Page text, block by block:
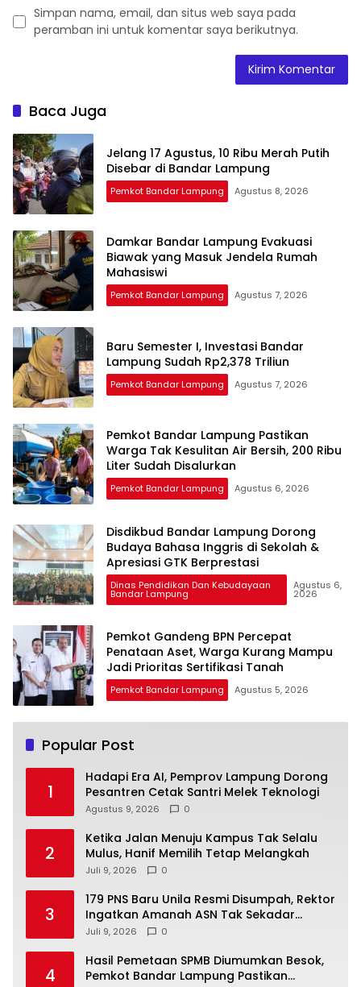
Simpan nama, email, dan situs web saya pada
peramban ini untuk komentar saya berikutnya.
Baca Juga
Jelang 17 Agustus, 10 Ribu Merah Putih
Disebar di Bandar Lampung
Pemkot Bandar Lampung Agustus 8, 2026
Damkar Bandar Lampung Evakuasi
Biawak yang Masuk Jendela Rumah
Mahasiswi
Pemkot Bandar Lampung Agustus 7, 2026
Baru Semester I, Investasi Bandar
Lampung Sudah Rp2,378 Triliun
Pemkot Bandar Lampung Agustus 7, 2026
Pemkot Bandar Lampung Pastikan
Warga Tak Kesulitan Air Bersih, 200 Ribu
Liter Sudah Disalurkan
Pemkot Bandar Lampung Agustus 6, 2026
Disdikbud Bandar Lampung Dorong
Budaya Bahasa Inggris di Sekolah &
Apresiasi GTK Berprestasi
Dinas Pendidikan Dan Kebudayaan
Bandar Lampung
Agustus 6,
2026
Pemkot Gandeng BPN Percepat
Penataan Aset, Warga Kurang Mampu
Jadi Prioritas Sertifikasi Tanah
Pemkot Bandar Lampung Agustus 5, 2026
Popular Post
1
Hadapi Era AI, Pemprov Lampung Dorong
Pesantren Cetak Santri Melek Teknologi
Agustus 9, 2026 0
2
Ketika Jalan Menuju Kampus Tak Selalu
Mulus, Hanif Memilih Tetap Melangkah
Juli 9, 2026 0
3
179 PNS Baru Unila Resmi Disumpah, Rektor
Ingatkan Amanah ASN Tak Sekadar
Formalitas
Juli 9, 2026 0
4
Hasil Pemetaan SPMB Diumumkan Besok,
Pemkot Bandar Lampung Pastikan